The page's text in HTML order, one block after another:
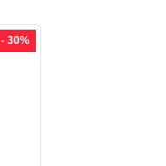
- 30%